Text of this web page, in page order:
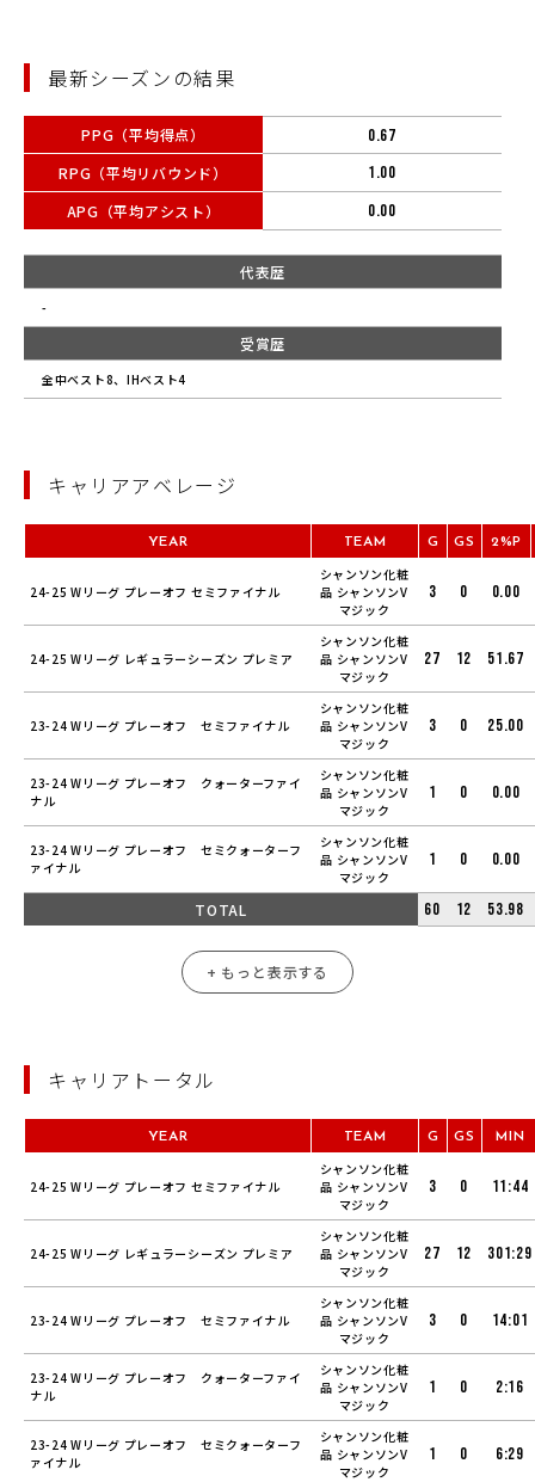
最新シーズンの結果
PPG（平均得点）
RPG（平均リバウンド）
APG（平均アシスト）
0.67
1.00
0.00
代表歴
-
受賞歴
全中ベスト8、IHベスト4
キャリアアベレージ
YEAR TEAM G GS 2%P
24-25 Wリーグ プレーオフ セミファイナル
シャンソン化粧
品 シャンソンV
マジック
3 0 0.00
24-25 Wリーグ レギュラーシーズン プレミア
シャンソン化粧
品 シャンソンV
マジック
27 12 51.67
23-24 Wリーグ プレーオフ セミファイナル
シャンソン化粧
品 シャンソンV
マジック
3 0 25.00
23-24 Wリーグ プレーオフ クォーターファイ
ナル
シャンソン化粧
品 シャンソンV
マジック
1 0 0.00
23-24 Wリーグ プレーオフ セミクォーターフ
ァイナル
シャンソン化粧
品 シャンソンV
マジック
1 0 0.00
TOTAL 60 12 53.98
+ もっと表示する
キャリアトータル
YEAR TEAM G GS MIN
24-25 Wリーグ プレーオフ セミファイナル
シャンソン化粧
品 シャンソンV
マジック
3 0 11:44
24-25 Wリーグ レギュラーシーズン プレミア
シャンソン化粧
品 シャンソンV
マジック
27 12 301:29
23-24 Wリーグ プレーオフ セミファイナル
シャンソン化粧
品 シャンソンV
マジック
3 0 14:01
23-24 Wリーグ プレーオフ クォーターファイ
ナル
シャンソン化粧
品 シャンソンV
マジック
1 0 2:16
23-24 Wリーグ プレーオフ セミクォーターフ
ァイナル
シャンソン化粧
品 シャンソンV
マジック
1 0 6:29